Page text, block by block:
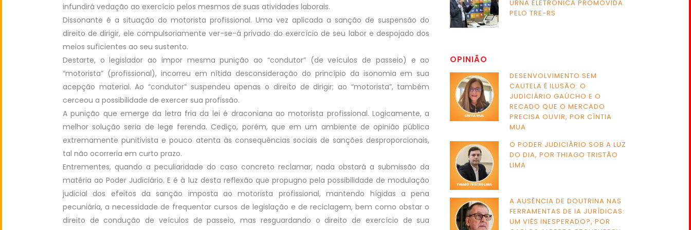
infundirá vedação ao exercício pelos mesmos de suas atividades laborais.
Dissonante é a situação do motorista profissional. Uma vez aplicada a sanção de suspensão do
direito de dirigir, ele compulsoriamente ver-se-á privado do exercício de seu labor e despojado dos
meios suficientes ao seu sustento.
Destarte, o legislador ao impor mesma punição ao “condutor” (de veículos de passeio) e ao
“motorista” (profissional), incorreu em nítida desconsideração do princípio da isonomia em sua
acepção material. Ao “condutor” suspendeu apenas o direito de dirigir; ao “motorista”, também
cerceou a possibilidade de exercer sua profissão.
A punição que emerge da letra fria da lei é draconiana ao motorista profissional. Logicamente, a
melhor solução seria de lege ferenda. Cediço, porém, que em um ambiente de opinião pública
extremamente punitivista e pouco atenta às consequências sociais de sanções desproporcionais,
tal não ocorreria em curto prazo.
Entrementes, quando a peculiaridade do caso concreto reclamar, nada obstará a submissão da
matéria ao Poder Judiciário. E é à luz desta reflexão que propugno pela possibilidade de modulação
judicial dos efeitos da sanção imposta ao motorista profissional, mantendo hígidas a pena
pecuniária, a necessidade de frequentar cursos de legislação e de reciclagem, bem como obstar o
direito de condução de veículos de passeio, mas resguardando o direito de exercício de sua
URNA ELETRÔNICA PROMOVIDA
PELO TRE-RS
OPINIÃO
DESENVOLVIMENTO SEM
CAUTELA É ILUSÃO: O
JUDICIÁRIO GAÚCHO E O
RECADO QUE O MERCADO
PRECISA OUVIR, POR CÍNTIA
MUA
O PODER JUDICIÁRIO SOB A LUZ
DO DIA, POR THIAGO TRISTÃO
LIMA
A AUSÊNCIA DE DOUTRINA NAS
FERRAMENTAS DE IA JURÍDICAS:
UM VIÉS INESPERADO?, POR